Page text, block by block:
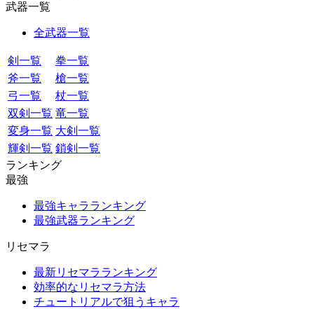
武器一覧
全武器一覧
剣一覧
拳一覧
斧一覧
槍一覧
弓一覧
杖一覧
双剣一覧 竜一覧
変身一覧 大剣一覧
輝剣一覧 鎖剣一覧
ランキング
最強
最強キャラランキング
最強武器ランキング
リセマラ
最新リセマラランキング
効率的なリセマラ方法
チュートリアルで狙うキャラ